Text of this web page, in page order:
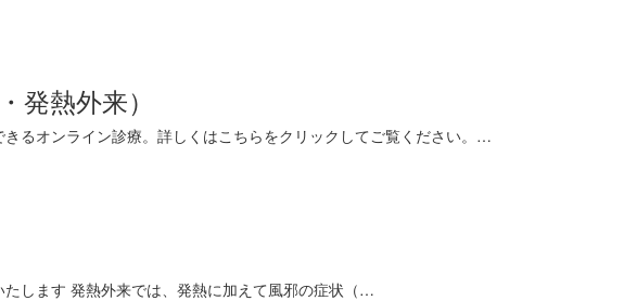
発熱外来）
るオンライン診療。詳しくはこちらをクリックしてご覧ください。…
します 発熱外来では、発熱に加えて風邪の症状（…